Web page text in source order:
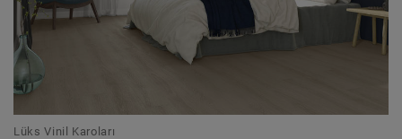
Lüks Vinil Karoları